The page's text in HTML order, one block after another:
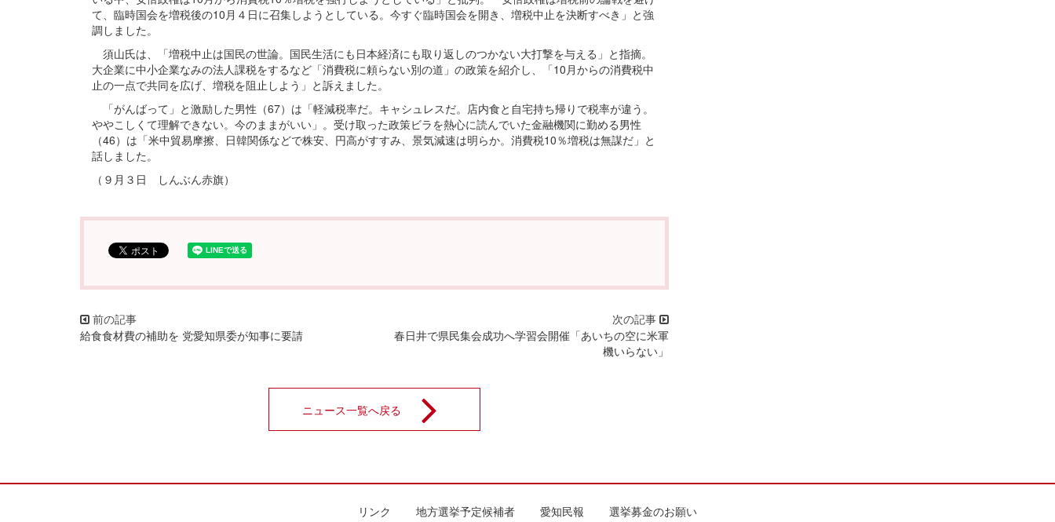
て、臨時国会を増税後の10月４日に召集しようとしている。今すぐ臨時国会を開き、増税中止を決断すべき」と強
調しました。
須山氏は、「増税中止は国民の世論。国民生活にも日本経済にも取り返しのつかない大打撃を与える」と指摘。
大企業に中小企業なみの法人課税をするなど「消費税に頼らない別の道」の政策を紹介し、「10月からの消費税中
止の一点で共同を広げ、増税を阻止しよう」と訴えました。
「がんばって」と激励した男性（67）は「軽減税率だ。キャシュレスだ。店内食と自宅持ち帰りで税率が違う。
ややこしくて理解できない。今のままがいい」。受け取った政策ビラを熱心に読んでいた金融機関に勤める男性
（46）は「米中貿易摩擦、日韓関係などで株安、円高がすすみ、景気減速は明らか。消費税10％増税は無謀だ」と
話しました。
（９月３日 しんぶん赤旗）
給食食材費の補助を 党愛知県委が知事に要請
春日井で県民集会成功へ学習会開催「あいちの空に米軍
機いらない」
ニュース一覧へ戻る
リンク 地方選挙予定候補者 愛知民報 選挙募金のお願い